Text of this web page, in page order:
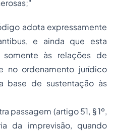
adota expressamente
, e ainda que esta
às relações de
no ordenamento jurídico
base de sustentação às
passagem (artigo 51, § 1º,
da imprevisão, quando